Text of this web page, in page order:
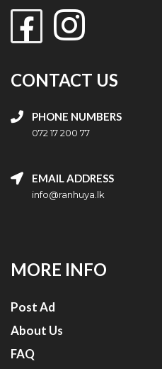
CONTACT US
PHONE NUMBERS
072 17 200 77
EMAIL ADDRESS
info@ranhuya.lk
MORE INFO
Post Ad
About Us
FAQ